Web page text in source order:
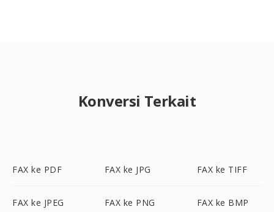
Konversi Terkait
FAX ke PDF FAX ke JPG FAX ke TIFF
FAX ke JPEG FAX ke PNG FAX ke BMP